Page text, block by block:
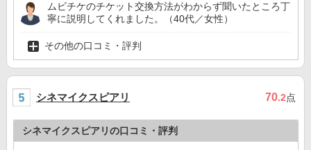
ムビチケのチケット交換方法がわからず聞いたところ丁
寧に説明してくれました。（40代／女性）
その他の口コミ・評判
シネマイクスピアリ 70.2点
シネマイクスピアリの口コミ・評判